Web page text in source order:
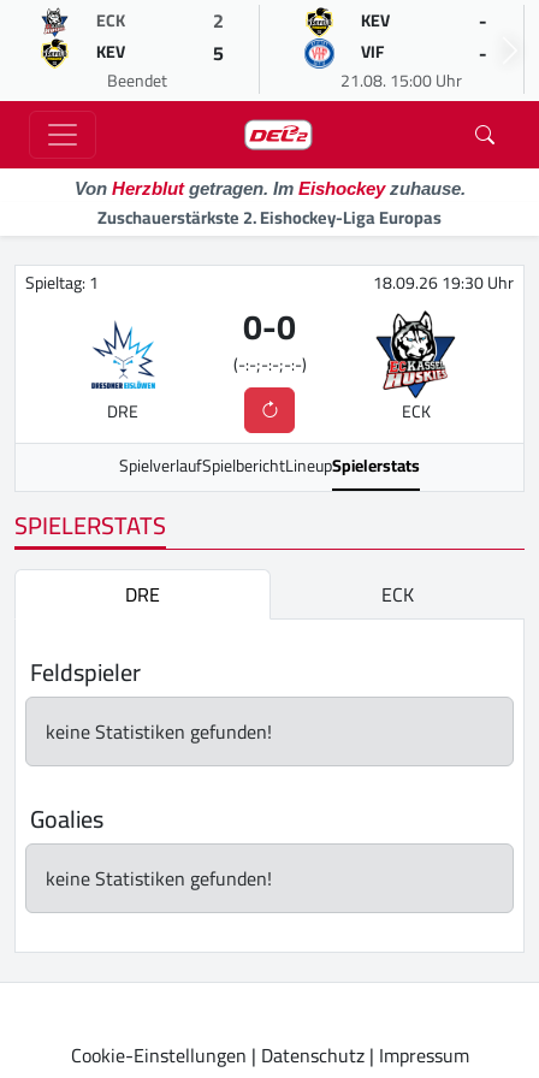
ECK 2
KEV 5
Beendet
KEV -
VIF -
21.08. 15:00 Uhr
Von Herzblutgetragen. Im Eishockeyzuhause.
Zuschauerstärkste 2. Eishockey-Liga Europas
Spieltag: 1 18.09.26 19:30 Uhr
DRE
0-0
(-:-;-:-;-:-)
ECK
SpielverlaufSpielberichtLineupSpielerstats
SPIELERSTATS
DRE ECK
Feldspieler
keine Statistiken gefunden!
Goalies
keine Statistiken gefunden!
Cookie-Einstellungen | Datenschutz| Impressum